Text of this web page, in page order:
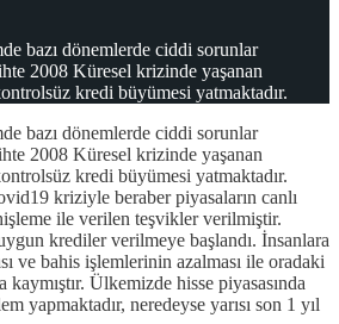
bazı dönemlerde ciddi sorunlar
2008 Küresel krizinde yaşanan
kredi büyümesi yatmaktadır.
bazı dönemlerde ciddi sorunlar
2008 Küresel krizinde yaşanan
kredi büyümesi yatmaktadır.
kriziyle beraber piyasaların canlı
ile verilen teşvikler verilmiştir.
krediler verilmeye başlandı. İnsanlara
ve bahis işlemlerinin azalması ile oradaki
kaymıştır. Ülkemizde hisse piyasasında
yapmaktadır, neredeyse yarısı son 1 yıl